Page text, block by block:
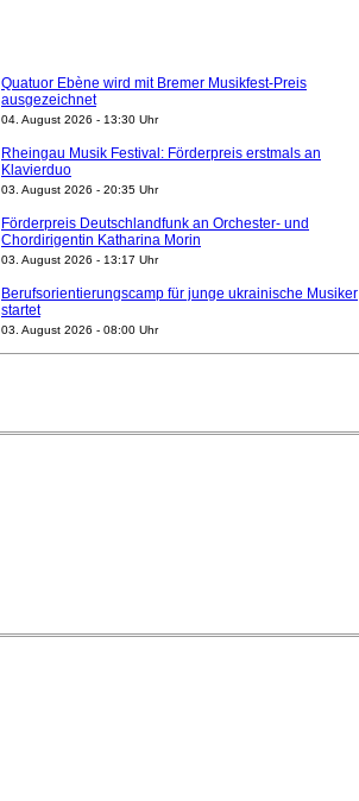
Quatuor Ebène wird mit Bremer Musikfest-Preis
ausgezeichnet
04. August 2026 - 13:30 Uhr
Rheingau Musik Festival: Förderpreis erstmals an
Klavierduo
03. August 2026 - 20:35 Uhr
Förderpreis Deutschlandfunk an Orchester- und
Chordirigentin Katharina Morin
03. August 2026 - 13:17 Uhr
Berufsorientierungscamp für junge ukrainische Musiker
startet
03. August 2026 - 08:00 Uhr
Regensburger Generalmusikdirektor Stefan Veselka